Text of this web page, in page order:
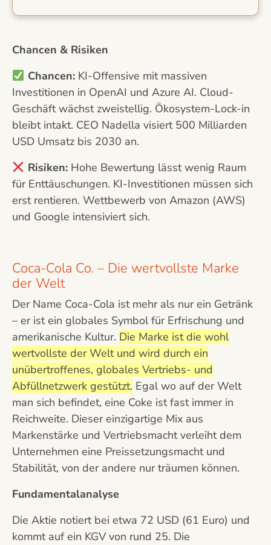
Chancen & Risiken
Chancen:KI-Offensive mit massiven
Investitionen in OpenAI und Azure AI. Cloud-
Geschäft wächst zweistellig. Ökosystem-Lock-in
bleibt intakt. CEO Nadella visiert 500 Milliarden
USD Umsatz bis 2030 an.
Risiken:Hohe Bewertung lässt wenig Raum
für Enttäuschungen. KI-Investitionen müssen sich
erst rentieren. Wettbewerb von Amazon (AWS)
und Google intensiviert sich.
Coca-Cola Co. – Die wertvollste Marke
der Welt
Der Name Coca-Cola ist mehr als nur ein Getränk
– er ist ein globales Symbol für Erfrischung und
amerikanische Kultur. Die Marke ist die wohl
wertvollste der Welt und wird durch ein
unübertroffenes, globales Vertriebs- und
Abfüllnetzwerk gestützt. Egal wo auf der Welt
man sich befindet, eine Coke ist fast immer in
Reichweite. Dieser einzigartige Mix aus
Markenstärke und Vertriebsmacht verleiht dem
Unternehmen eine Preissetzungsmacht und
Stabilität, von der andere nur träumen können.
Fundamentalanalyse
Die Aktie notiert bei etwa 72 USD (61 Euro) und
kommt auf ein KGV von rund 25. Die